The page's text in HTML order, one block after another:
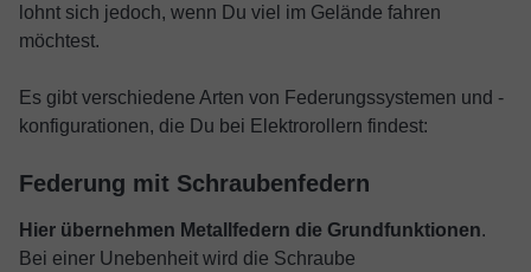
lohnt sich jedoch, wenn Du viel im Gelände fahren
möchtest.
Es gibt verschiedene Arten von Federungssystemen und -
konfigurationen, die Du bei Elektrorollern findest:
Federung mit Schraubenfedern
Hier übernehmen Metallfedern die Grundfunktionen.
Bei einer Unebenheit wird die Schraube